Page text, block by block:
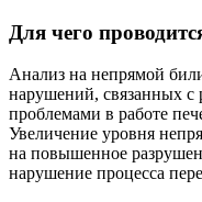
Для чего
Анализ на непрямой
нарушений, связанных с
проблемами в работе
Увеличение уровня
на повышенное
нарушение процесса